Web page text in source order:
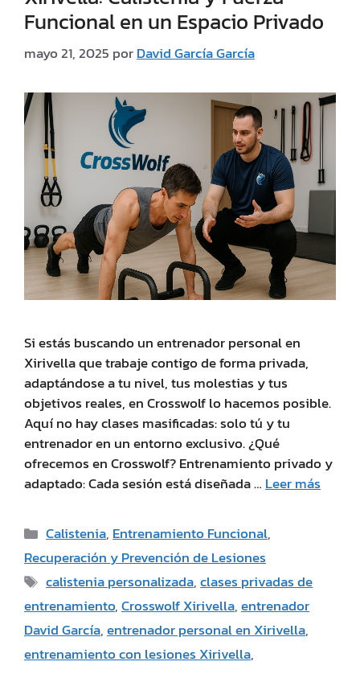
Funcional en un Espacio Privado
mayo 21, 2025 porDavid García García
Si estás buscando un entrenador personal en
Xirivella que trabaje contigo de forma privada,
adaptándose a tu nivel, tus molestias y tus
objetivos reales, en Crosswolf lo hacemos posible.
Aquí no hay clases masificadas: solo tú y tu
entrenador en un entorno exclusivo. ¿Qué
ofrecemos en Crosswolf? Entrenamiento privado y
adaptado: Cada sesión está diseñada …Leer más
Calistenia,Entrenamiento Funcional,
Recuperación y Prevención de Lesiones
calistenia personalizada,clases privadas de
entrenamiento,Crosswolf Xirivella,entrenador
David García,entrenador personal en Xirivella,
entrenamiento con lesiones Xirivella,